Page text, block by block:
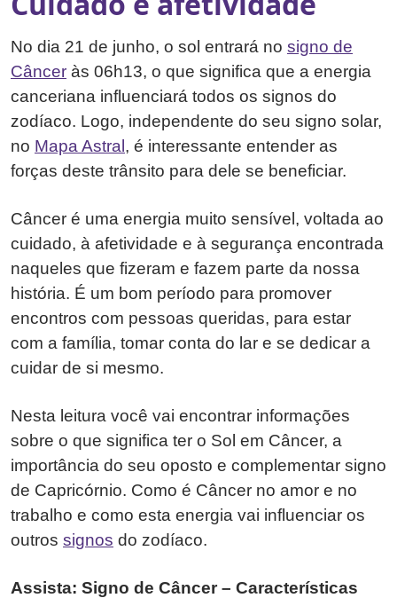
No dia 21 de junho, o sol entrará no signo de
Câncer às 06h13, o que significa que a energia
canceriana influenciará todos os signos do
zodíaco. Logo, independente do seu signo solar,
no Mapa Astral , é interessante entender as
forças deste trânsito para dele se beneficiar.
Câncer é uma energia muito sensível, voltada ao
cuidado, à afetividade e à segurança encontrada
naqueles que fizeram e fazem parte da nossa
história. É um bom período para promover
encontros com pessoas queridas, para estar
com a família, tomar conta do lar e se dedicar a
cuidar de si mesmo.
Nesta leitura você vai encontrar informações
sobre o que significa ter o Sol em Câncer, a
importância do seu oposto e complementar signo
de Capricórnio. Como é Câncer no amor e no
trabalho e como esta energia vai influenciar os
outros signos do zodíaco.
Assista: Signo de Câncer – Características